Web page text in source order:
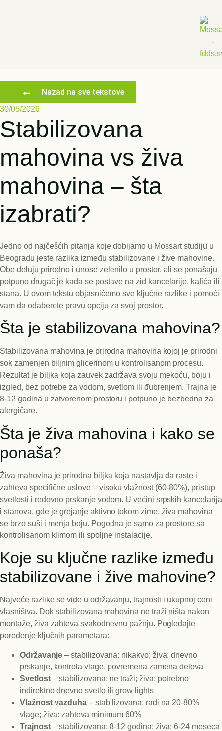
Nazad na sve tekstove
30/05/2026
Stabilizovana
mahovina vs živa
mahovina – šta
izabrati?
Jedno od najčešćih pitanja koje dobijamo u Mossart studiju u
Beogradu jeste razlika između stabilizovane i žive mahovine.
Obe deluju prirodno i unose zelenilo u prostor, ali se ponašaju
potpuno drugačije kada se postave na zid kancelarije, kafića ili
stana. U ovom tekstu objasnićemo sve ključne razlike i pomoći
vam da odaberete pravu opciju za svoj prostor.
Šta je stabilizovana mahovina?
Stabilizovana mahovina je prirodna mahovina kojoj je prirodni
sok zamenjen biljnim glicerinom u kontrolisanom procesu.
Rezultat je biljka koja zauvek zadržava svoju mekoću, boju i
izgled, bez potrebe za vodom, svetlom ili đubrenjem. Trajna je
8-12 godina u zatvorenom prostoru i potpuno je bezbedna za
alergičare.
Šta je živa mahovina i kako se
ponaša?
Živa mahovina je prirodna biljka koja nastavlja da raste i
zahteva specifične uslove – visoku vlažnost (60-80%), pristup
svetlosti i redovno prskanje vodom. U većini srpskih kancelarija
i stanova, gde je grejanje aktivno tokom zime, živa mahovina
se brzo suši i menja boju. Pogodna je samo za prostore sa
kontrolisanom klimom ili spoljne instalacije.
Koje su ključne razlike između
stabilizovane i žive mahovine?
Najveće razlike se vide u održavanju, trajnosti i ukupnoj ceni
vlasništva. Dok stabilizovana mahovina ne traži ništa nakon
montaže, živa zahteva svakodnevnu pažnju. Pogledajte
poređenje ključnih parametara:
Održavanje – stabilizovana: nikakvo; živa: dnevno
prskanje, kontrola vlage, povremena zamena delova
Svetlost – stabilizovana: ne traži; živa: potrebno
indirektno dnevno svetlo ili grow lights
Vlažnost vazduha – stabilizovana: radi na 20-80%
vlage; živa: zahteva minimum 60%
Trajnost – stabilizovana: 8-12 godina; živa: 6-24 meseca